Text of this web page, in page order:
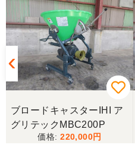
ブロードキャスターIHI ア
グリテックMBC200P
220,000